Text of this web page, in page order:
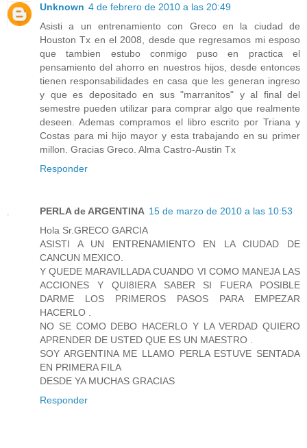
Unknown 4 de febrero de 2010 a las 20:49
Asisti a un entrenamiento con Greco en la ciudad de
Houston Tx en el 2008, desde que regresamos mi esposo
que tambien estubo conmigo puso en practica el
pensamiento del ahorro en nuestros hijos, desde entonces
tienen responsabilidades en casa que les generan ingreso
y que es depositado en sus "marranitos" y al final del
semestre pueden utilizar para comprar algo que realmente
deseen. Ademas compramos el libro escrito por Triana y
Costas para mi hijo mayor y esta trabajando en su primer
millon. Gracias Greco. Alma Castro-Austin Tx
Responder
PERLA de ARGENTINA 15 de marzo de 2010 a las 10:53
Hola Sr.GRECO GARCIA
ASISTI A UN ENTRENAMIENTO EN LA CIUDAD DE
CANCUN MEXICO.
Y QUEDE MARAVILLADA CUANDO VI COMO MANEJA LAS
ACCIONES Y QUI8IERA SABER SI FUERA POSIBLE
DARME LOS PRIMEROS PASOS PARA EMPEZAR
HACERLO .
NO SE COMO DEBO HACERLO Y LA VERDAD QUIERO
APRENDER DE USTED QUE ES UN MAESTRO .
SOY ARGENTINA ME LLAMO PERLA ESTUVE SENTADA
EN PRIMERA FILA
DESDE YA MUCHAS GRACIAS
Responder